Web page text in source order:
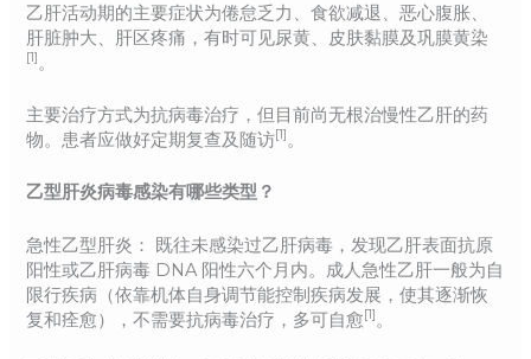
乙肝活动期的主要症状为倦怠乏力、食欲减退、恶心腹胀、
肝脏肿大、肝区疼痛，有时可见尿黄、皮肤黏膜及巩膜黄染
[1] 。
主要治疗方式为抗病毒治疗，但目前尚无根治慢性乙肝的药
物。患者应做好定期复查及随访[1]。
乙型肝炎病毒感染有哪些类型？
急性乙型肝炎： 既往未感染过乙肝病毒，发现乙肝表面抗原
阳性或乙肝病毒 DNA 阳性六个月内。成人急性乙肝一般为自
限行疾病（依靠机体自身调节能控制疾病发展，使其逐渐恢
复和痊愈），不需要抗病毒治疗，多可自愈[1] 。